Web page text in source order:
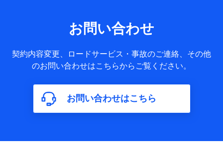
当社または株式会社NTTドコモ・フィナンシャルグループが
提供する保険関連サービスに関して取得し、又は保有する情
ー登録受付時に提供いただいた情報（氏名、住所、生年月
日、性別、保険契約者と被保険者の関係、保険加入の目的、
保険商品の内容、保険料、保険料のお支払方法、車のメーカ
ペットの種類や年齢など）及びお客様との応対記録（お客様
に提示した比較見積の試算結果情報、メールマガジンを提供
した際のメール内容や送信履歴の情報及び保険の更改案内等
を提供した際のメール内容や送信履歴などの情報）が含まれ
当社または株式会社NTTドコモ・フィナンシャルグループが
お問い合わせ
契約内容変更、ロードサービス・事故のご連絡、その他
のお問い合わせはこちらからご覧ください。
お問い合わせはこちら